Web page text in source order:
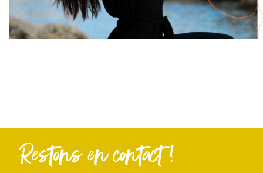
Restons en contact !